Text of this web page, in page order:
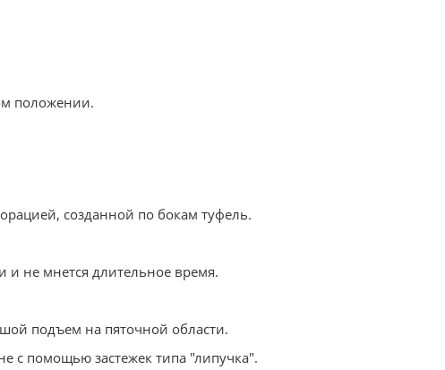
положении.
созданной по бокам туфель.
и не мнется длительное время.
подъем на пяточной области.
с помощью застежек типа "липучка".